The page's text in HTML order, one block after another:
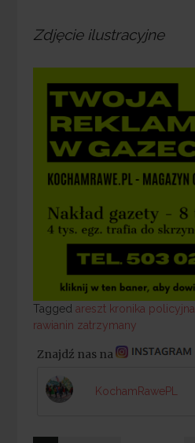
Zdjęcie ilustracyjne
Tagged
Tagged areszt kronika policyjna
rawianin zatrzymany
Znajdź nas na
KochamRawePL